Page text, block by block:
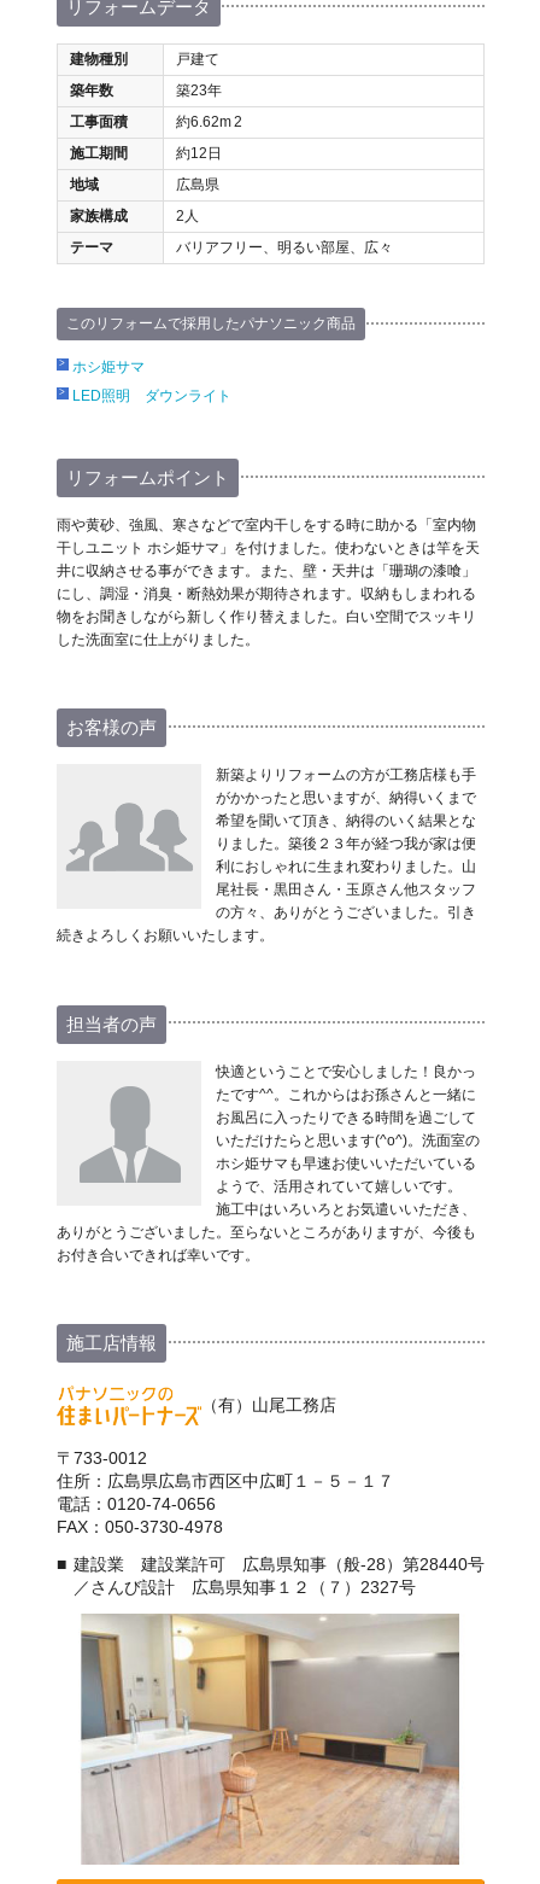
リフォームデータ
建物種別
戸建て
築年数
築23年
工事面積
約6.62m2
施工期間
約12日
地域
広島県
家族構成
2人
テーマ
バリアフリー、明るい部屋、広々
このリフォームで採用したパナソニック商品
ホシ姫サマ
LED照明 ダウンライト
リフォームポイント
雨や黄砂、強風、寒さなどで室内干しをする時に助かる「室内物
干しユニット ホシ姫サマ」を付けました。使わないときは竿を天
井に収納させる事ができます。また、壁・天井は「珊瑚の漆喰」
にし、調湿・消臭・断熱効果が期待されます。収納もしまわれる
物をお聞きしながら新しく作り替えました。白い空間でスッキリ
した洗面室に仕上がりました。
お客様の声
新築よりリフォームの方が工務店様も手
がかかったと思いますが、納得いくまで
希望を聞いて頂き、納得のいく結果とな
りました。築後２３年が経つ我が家は便
利におしゃれに生まれ変わりました。山
尾社長・黒田さん・玉原さん他スタッフ
の方々、ありがとうございました。引き
続きよろしくお願いいたします。
担当者の声
快適ということで安心しました！良かっ
たです^^。これからはお孫さんと一緒に
お風呂に入ったりできる時間を過ごして
いただけたらと思います(^o^)。洗面室の
ホシ姫サマも早速お使いいただいている
ようで、活用されていて嬉しいです。
施工中はいろいろとお気遣いいただき、
ありがとうございました。至らないところがありますが、今後も
お付き合いできれば幸いです。
施工店情報
（有）山尾工務店
〒733-0012
住所：広島県広島市西区中広町１－５－１７
電話：0120-74-0656
FAX：050-3730-4978
建設業 建設業許可 広島県知事（般-28）第28440号
／さんび設計 広島県知事１２（７）2327号